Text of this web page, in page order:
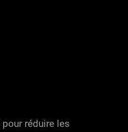
réduire les